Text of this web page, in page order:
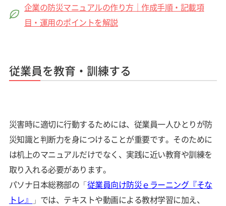
企業の防災マニュアルの作り方｜作成手順・記載項
目・運用のポイントを解説
従業員を教育・訓練する
災害時に適切に行動するためには、従業員一人ひとりが防
災知識と判断力を身につけることが重要です。そのために
は机上のマニュアルだけでなく、実践に近い教育や訓練を
取り入れる必要があります。
パソナ日本総務部の「従業員向け防災ｅラーニング『そな
トレ』 」では、テキストや動画による教材学習に加え、